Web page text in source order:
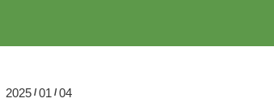
2025 /01 /04